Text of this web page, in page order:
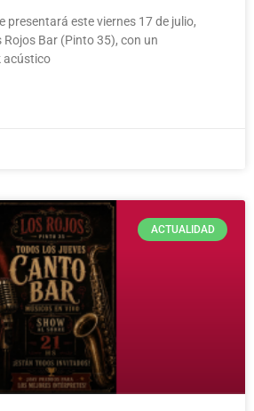
presentará este viernes 17 de julio,
Rojos Bar (Pinto 35), con un
acústico
ACTUALIDAD